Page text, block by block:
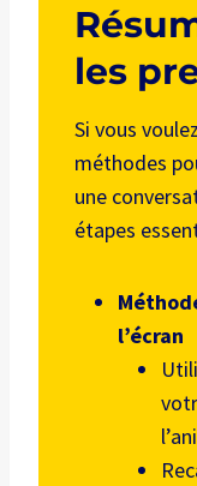
les
Si vous
méthodes
une
étapes
l’écran